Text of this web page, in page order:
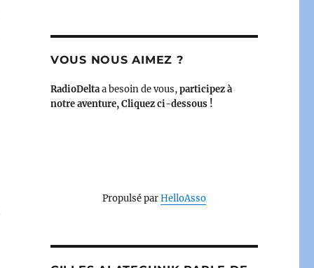
VOUS NOUS AIMEZ ?
RadioDeltaa besoin de vous,participez à
notre aventure, Cliquez ci-dessous !
Propulsé parHelloAsso